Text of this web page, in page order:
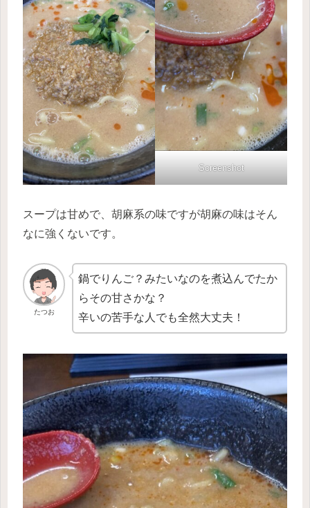
Screenshot
スープは甘めで、胡麻系の味ですが胡麻の味はそん
なに強くないです。
たつお
鍋でりんご？みたいなのを煮込んでたか
らその甘さかな？
辛いの苦手な人でも全然大丈夫！